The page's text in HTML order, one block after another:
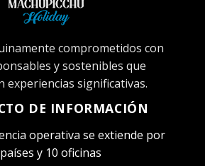
comprometidos con
y sostenibles que
experiencias significativas.
DE INFORMACIÓN
operativa se extiende por
y 10 oficinas